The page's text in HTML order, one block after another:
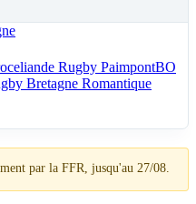
Rugby PaimpontBO
par la FFR, jusqu'au 27/08.